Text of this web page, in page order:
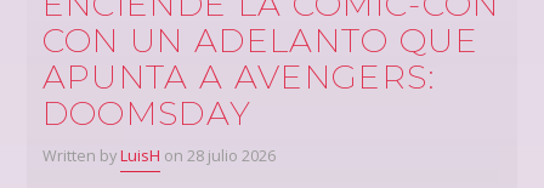
CON UN ADELANTO QUE
APUNTA A AVENGERS:
DOOMSDAY
Written by LuisH on 28 julio 2026